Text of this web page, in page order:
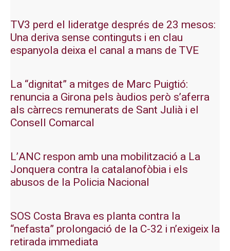
TV3 perd el lideratge després de 23 mesos:
Una deriva sense continguts i en clau
espanyola deixa el canal a mans de TVE
La “dignitat” a mitges de Marc Puigtió:
renuncia a Girona pels àudios però s’aferra
als càrrecs remunerats de Sant Julià i el
Consell Comarcal
L’ANC respon amb una mobilització a La
Jonquera contra la catalanofòbia i els
abusos de la Policia Nacional
SOS Costa Brava es planta contra la
“nefasta” prolongació de la C-32 i n’exigeix la
retirada immediata